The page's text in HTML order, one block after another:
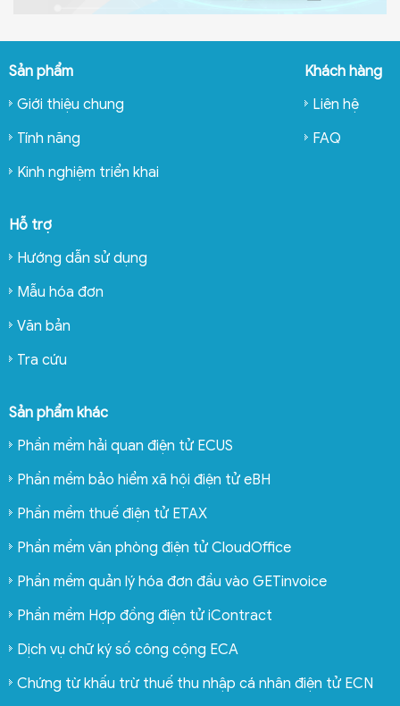
Sản phẩm
Giới thiệu chung
Tính năng
Kinh nghiệm triển khai
Khách hàng
Liên hệ
FAQ
Hỗ trợ
Hướng dẫn sử dụng
Mẫu hóa đơn
Văn bản
Tra cứu
Sản phẩm khác
Phần mềm hải quan điện tử ECUS
Phần mềm bảo hiểm xã hội điện tử eBH
Phần mềm thuế điện tử ETAX
Phần mềm văn phòng điện tử CloudOffice
Phần mềm quản lý hóa đơn đầu vào GETinvoice
Phần mềm Hợp đồng điện tử iContract
Dịch vụ chữ ký số công cộng ECA
Chứng từ khấu trừ thuế thu nhập cá nhân điện tử ECN